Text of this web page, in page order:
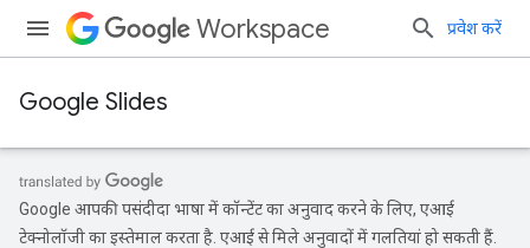
Workspace प्रवेश करें
Google Slides
Google आपकी पसंदीदा भाषा में कॉन्टेंट का अनुवाद करने के लिए, एआई
टेक्नोलॉजी का इस्तेमाल करता है. एआई से मिले अनुवादों में गलतियां हो सकती हैं.